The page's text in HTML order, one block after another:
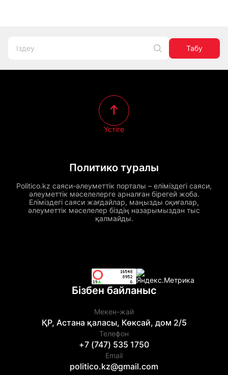
Табу
Политико туралы
Politico.kz саяси-әлеуметтік порталы – еліміздегі саяси,
әлеуметтік мәселелерге арналған бірегей жоба.
Еліміздегі саяси жағдайлар, маңызды оқиғалар,
әлеуметтік мәселелер біздің назарымыздан тыс
қалмайды.
Үстіге
Бізбен байланыс
Мекен-жай
ҚР, Астана қаласы, Көксай, дом 2/5
Телефон
+7 (747) 535 1750
Email
politico.kz@gmail.com